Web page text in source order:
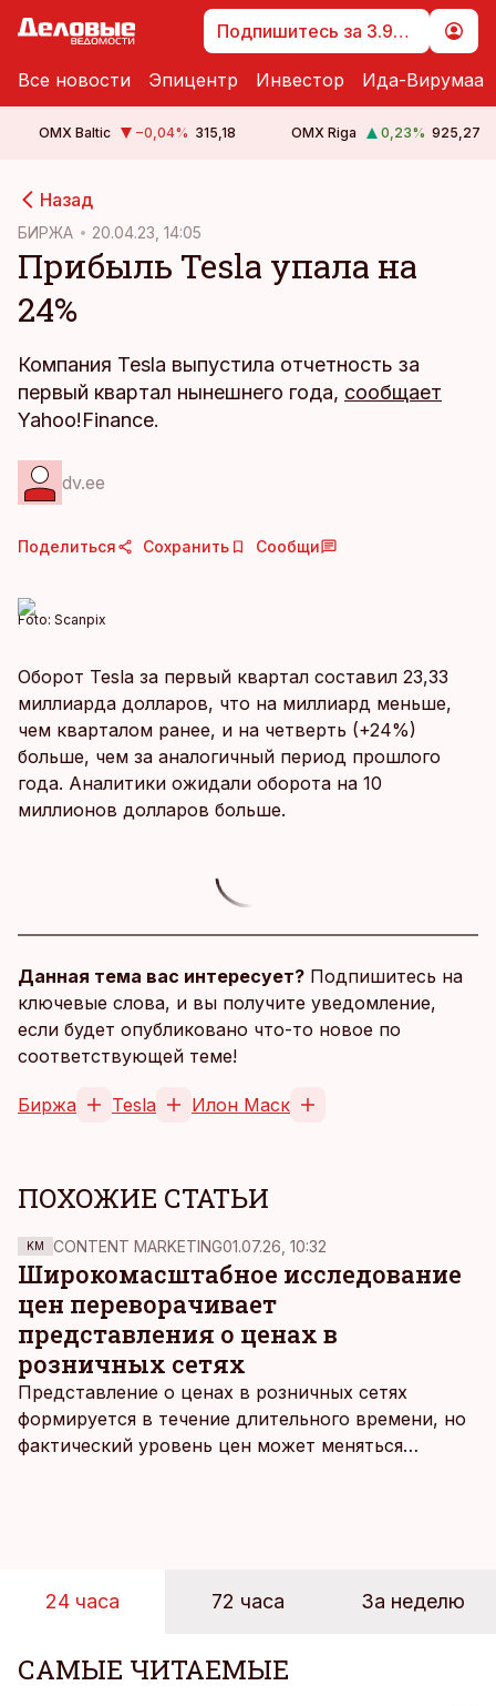
Подпишитесь за 3.99 €
Все новости Эпицентр Инвестор Ида-Вирумаа
OMX Baltic −0,04% 315,18 OMX Riga 0,23% 925,27
Назад
БИРЖА 20.04.23, 14:05
Прибыль Tesla упала на
24%
Компания Tesla выпустила отчетность за
первый квартал нынешнего года, сообщает
Yahoo!Finance.
dv.ee
Поделиться Сохранить Сообщи
Foto: Scanpix
Оборот Tesla за первый квартал составил 23,33
миллиарда долларов, что на миллиард меньше,
чем кварталом ранее, и на четверть (+24%)
больше, чем за аналогичный период прошлого
года. Аналитики ожидали оборота на 10
миллионов долларов больше.
Данная тема вас интересует? Подпишитесь на
ключевые слова, и вы получите уведомление,
если будет опубликовано что-то новое по
соответствующей теме!
Биржа Tesla Илон Маск
ПОХОЖИЕ СТАТЬИ
KM CONTENT MARKETING01.07.26, 10:32
Широкомасштабное исследование
цен переворачивает
представления о ценах в
розничных сетях
Представление о ценах в розничных сетях
формируется в течение длительного времени, но
фактический уровень цен может меняться
24 часа 72 часа За неделю
САМЫЕ ЧИТАЕМЫЕ